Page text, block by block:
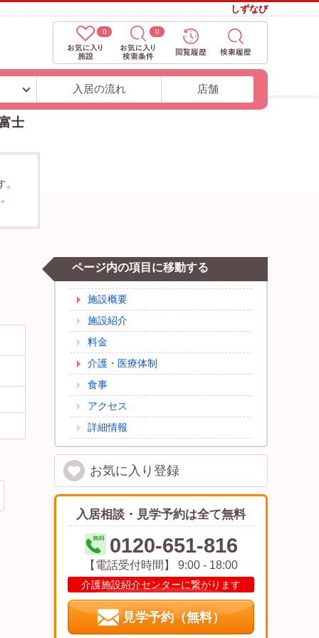
しずなび
0 0
入居の流れ 店舗
士
食堂 大きな空間にナチュラルなテーブセットが綺麗で毎日
楽しく食事をすることが出来ます。（クローバーライフ富
ページ内の項目に移動する
施設概要
施設紹介
料金
介護・医療体制
食事
アクセス
詳細情報
お気に入り 登録
入居相談・見学予約は全て無料
0120-651-816
【電話受付時間】 9:00 - 18:00
介護施設紹介センターに繋がります
見学予約（無料）